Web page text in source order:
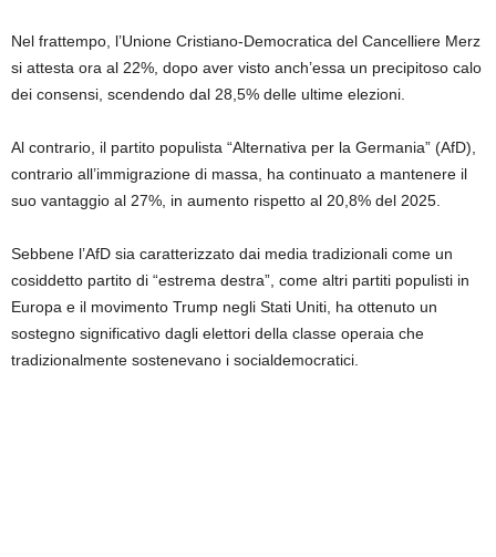
Nel frattempo, l’Unione Cristiano-Democratica del Cancelliere Merz
si attesta ora al 22%, dopo aver visto anch’essa un precipitoso calo
dei consensi, scendendo dal 28,5% delle ultime elezioni.
Al contrario, il partito populista “Alternativa per la Germania” (AfD),
contrario all’immigrazione di massa, ha continuato a mantenere il
suo vantaggio al 27%, in aumento rispetto al 20,8% del 2025.
Sebbene l’AfD sia caratterizzato dai media tradizionali come un
cosiddetto partito di “estrema destra”, come altri partiti populisti in
Europa e il movimento Trump negli Stati Uniti, ha ottenuto un
sostegno significativo dagli elettori della classe operaia che
tradizionalmente sostenevano i socialdemocratici.